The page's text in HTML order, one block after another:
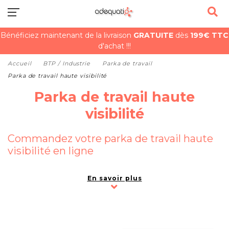
Bénéficiez maintenant de la livraison GRATUITE dès 199€ TTC
d'achat !!!
Accueil BTP / Industrie
Parka de travail
Parka de travail haute visibilité
Parka de travail haute
visibilité
Commandez votre parka de travail haute
visibilité en ligne
protéger, commandez votreparka de travail haute
En savoir plus